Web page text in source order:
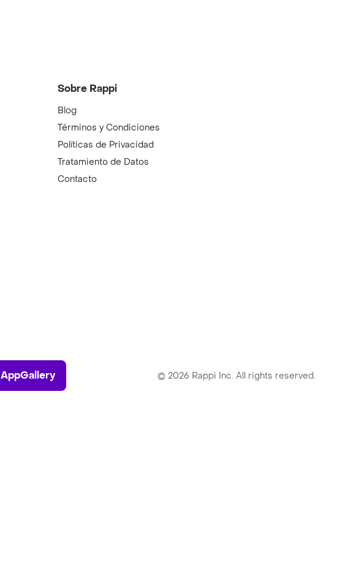
Sobre Rappi
Blog
Términos y Condiciones
Políticas de Privacidad
Tratamiento de Datos
Contacto
AppGallery
AppGallery © 2026 Rappi Inc. All rights reserved.